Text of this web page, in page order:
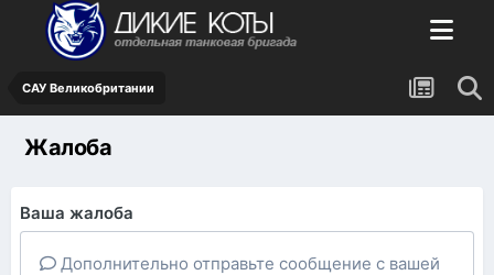
САУ Великобритании
Жалоба
Ваша жалоба
Дополнительно отправьте сообщение с вашей